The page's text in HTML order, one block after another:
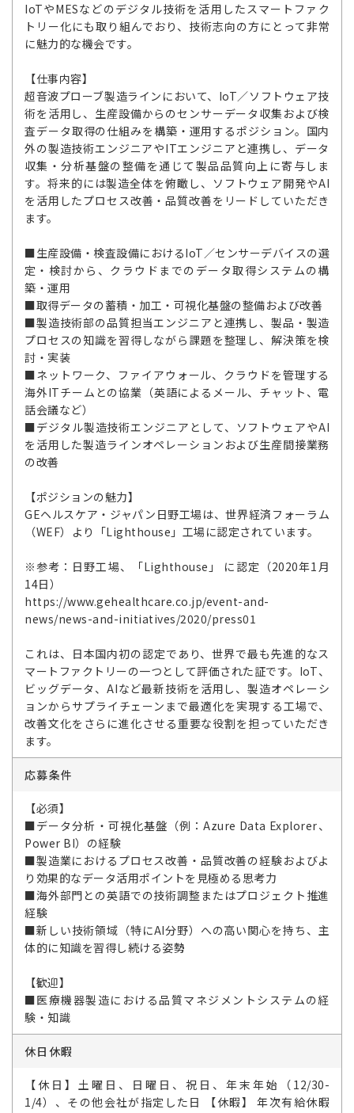
IoTやMESなどのデジタル技術を活用したスマートファク
トリー化にも取り組んでおり、技術志向の方にとって非常
に魅力的な機会です。
【仕事内容】
超音波プローブ製造ラインにおいて、IoT／ソフトウェア技
術を活用し、生産設備からのセンサーデータ収集および検
査データ取得の仕組みを構築・運用するポジション。国内
外の製造技術エンジニアやITエンジニアと連携し、データ
収集・分析基盤の整備を通じて製品品質向上に寄与しま
す。将来的には製造全体を俯瞰し、ソフトウェア開発やAI
を活用したプロセス改善・品質改善をリードしていただき
ます。
■生産設備・検査設備におけるIoT／センサーデバイスの選
定・検討から、クラウドまでのデータ取得システムの構
築・運用
■取得データの蓄積・加工・可視化基盤の整備および改善
■製造技術部の品質担当エンジニアと連携し、製品・製造
プロセスの知識を習得しながら課題を整理し、解決策を検
討・実装
■ネットワーク、ファイアウォール、クラウドを管理する
海外ITチームとの協業（英語によるメール、チャット、電
話会議など）
■デジタル製造技術エンジニアとして、ソフトウェアやAI
を活用した製造ラインオペレーションおよび生産間接業務
の改善
【ポジションの魅力】
GEヘルスケア・ジャパン日野工場は、世界経済フォーラム
（WEF）より「Lighthouse」工場に認定されています。
※参考：日野工場、「Lighthouse」 に認定（2020年1月
14日）
https://www.gehealthcare.co.jp/event-and-
news/news-and-initiatives/2020/press01
これは、日本国内初の認定であり、世界で最も先進的なス
マートファクトリーの一つとして評価された証です。IoT、
ビッグデータ、AIなど最新技術を活用し、製造オペレーシ
ョンからサプライチェーンまで最適化を実現する工場で、
改善文化をさらに進化させる重要な役割を担っていただき
ます。
応募条件
【必須】
■データ分析・可視化基盤（例：Azure Data Explorer、
Power BI）の経験
■製造業におけるプロセス改善・品質改善の経験およびよ
り効果的なデータ活用ポイントを見極める思考力
■海外部門との英語での技術調整またはプロジェクト推進
経験
■新しい技術領域（特にAI分野）への高い関心を持ち、主
体的に知識を習得し続ける姿勢
【歓迎】
■医療機器製造における品質マネジメントシステムの経
験・知識
休日休暇
【休日】土曜日、日曜日、祝日、年末年始（12/30-
1/4）、その他会社が指定した日 【休暇】 年次有給休暇